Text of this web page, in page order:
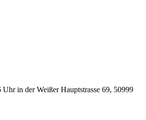
in der Weißer Hauptstrasse 69, 50999